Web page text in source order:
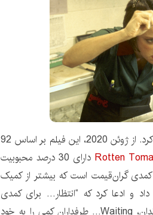
انتظار… نقدهای متفاوت تا عمدتاً منفی دریافت کرد. از ژوئن 2020، این فیلم بر اساس 92
Rotten
دارای 30 درصد محبوبیت
گران‌قیمت است که بیشتر از کمیک
ستاره از 4 را به فیلم داد و ادعا کرد که “انتظار… برای کمدی